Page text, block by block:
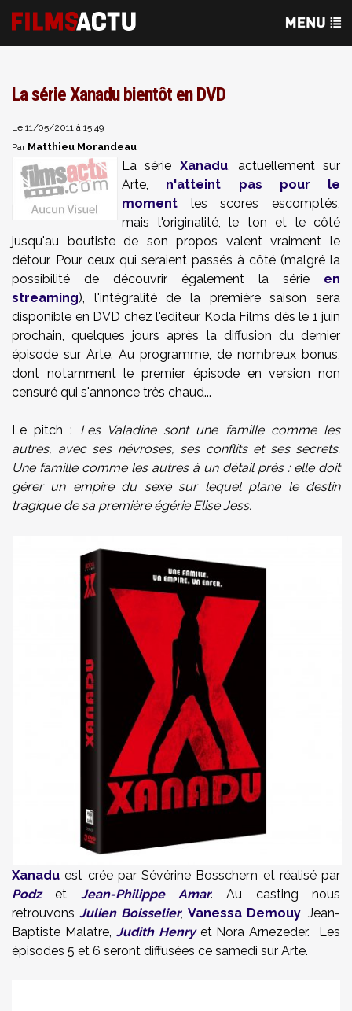
La série Xanadu bientôt en DVD
Le 11/05/2011 à 15:49
Par Matthieu Morandeau
La série Xanadu, actuellement sur
Arte, n'atteint pas pour le
moment les scores escomptés,
mais l'originalité, le ton et le côté
jusqu'au boutiste de son propos valent vraiment le
détour. Pour ceux qui seraient passés à côté (malgré la
possibilité de découvrir également la série en
streaming), l'intégralité de la première saison sera
disponible en DVD chez l'editeur Koda Films dès le 1 juin
prochain, quelques jours après la diffusion du dernier
épisode sur Arte. Au programme, de nombreux bonus,
dont notamment le premier épisode en version non
censuré qui s'annonce très chaud...
Le pitch : Les Valadine sont une famille comme les
autres, avec ses névroses, ses conflits et ses secrets.
Une famille comme les autres à un détail près : elle doit
gérer un empire du sexe sur lequel plane le destin
tragique de sa première égérie Elise Jess.
Xanadu est crée par Sévérine Bosschem et réalisé par
Podzet Jean-Philippe Amar. Au casting nous
retrouvons Julien Boisselier, Vanessa Demouy, Jean-
Baptiste Malatre, Judith Henryet Nora Arnezeder. Les
épisodes 5 et 6 seront diffusées ce samedi sur Arte.